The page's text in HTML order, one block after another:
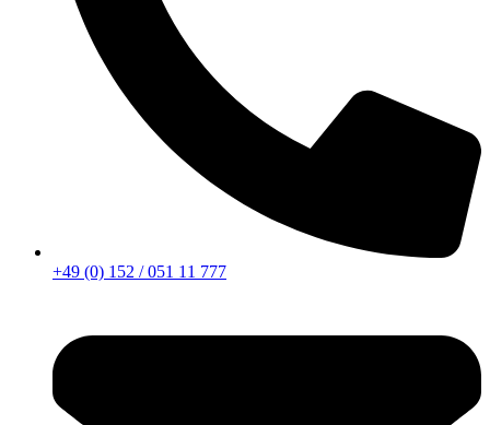
+49 (0) 152 / 051 11 777